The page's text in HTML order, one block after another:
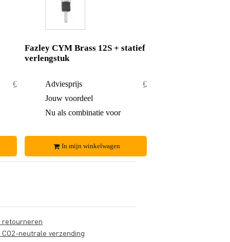
€ 30,85
Fazley CYM Brass 12S + statief
verlengstuk
Adviesprijs
€ 27,55
Jouw voordeel
Nu als combinatie voor
In mijn winkelwagen
retourneren
CO2-neutrale verzending